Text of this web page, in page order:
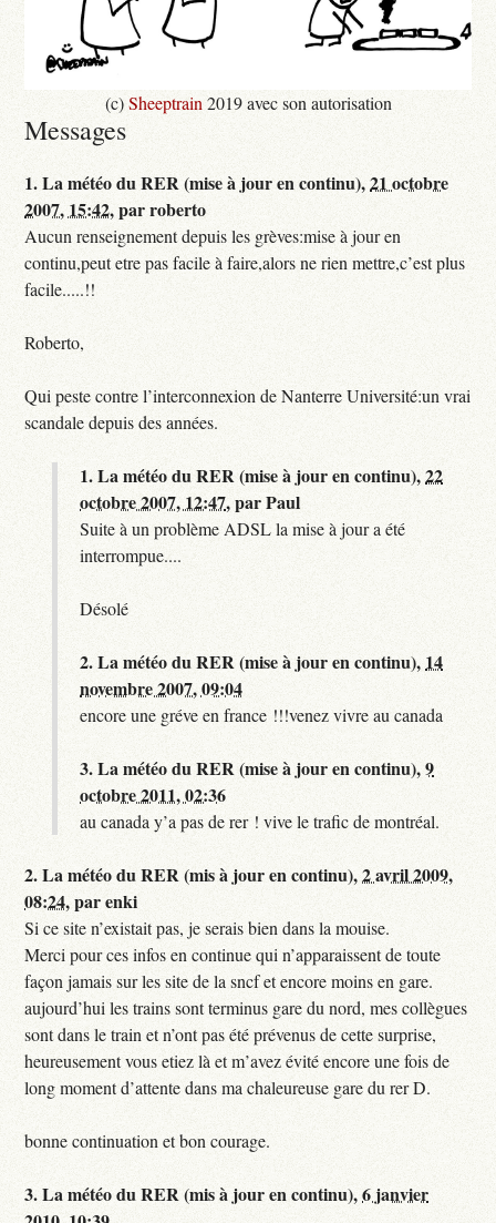
(c)Sheeptrain 2019 avec son autorisation
Messages
1.La météo du RER (mise à jour en continu),21 octobre
2007, 15:42,parroberto
Aucun renseignement depuis les grèves:mise à jour en
continu,peut etre pas facile à faire,alors ne rien mettre,c’est plus
facile.....!!
Roberto,
Qui peste contre l’interconnexion de Nanterre Université:un vrai
scandale depuis des années.
1.La météo du RER (mise à jour en continu),22
octobre 2007, 12:47,parPaul
Suite à un problème ADSL la mise à jour a été
interrompue....
Désolé
2.La météo du RER (mise à jour en continu), 14
novembre 2007, 09:04
encore une gréve en france !!!venez vivre au canada
3.La météo du RER (mise à jour en continu),9
octobre 2011, 02:36
au canada y’a pas de rer ! vive le trafic de montréal.
2.La météo du RER (mis à jour en continu),2 avril 2009,
08:24,parenki
Si ce site n’existait pas, je serais bien dans la mouise.
Merci pour ces infos en continue qui n’apparaissent de toute
façon jamais sur les site de la sncf et encore moins en gare.
aujourd’hui les trains sont terminus gare du nord, mes collègues
sont dans le train et n’ont pas été prévenus de cette surprise,
heureusement vous etiez là et m’avez évité encore une fois de
long moment d’attente dans ma chaleureuse gare du rer D.
bonne continuation et bon courage.
3.La météo du RER (mis à jour en continu),6 janvier